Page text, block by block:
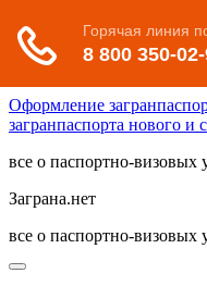
Оформление
загранпаспорта нового и
все о паспортно-визовых
Заграна.нет
все о паспортно-визовых